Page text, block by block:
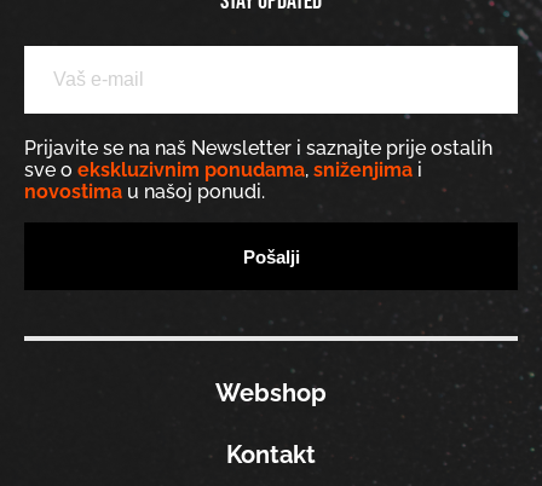
Prijavite se na naš Newsletter i saznajte prije ostalih
sve o ekskluzivnim ponudama, sniženjima i
novostima u našoj ponudi.
Webshop
Kontakt